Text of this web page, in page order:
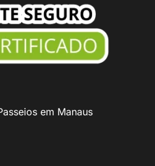
em Manaus